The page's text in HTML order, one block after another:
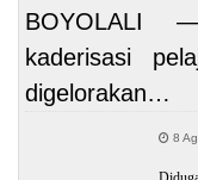
BOYOLALI
kaderisasi
digelorakan…
8